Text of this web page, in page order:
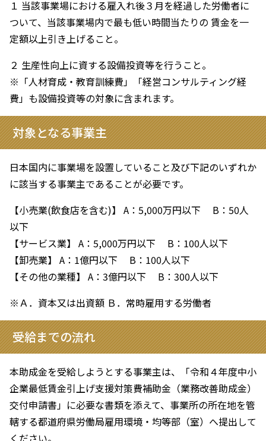
１ 当該事業場における雇入れ後３月を経過した労働者に
ついて、当該事業場内で最も低い時間当たりの 賃金を一
定額以上引き上げること。
２ 生産性向上に資する設備投資等を行うこと。
※「人材育成・教育訓練費」「経営コンサルティング経
費」も設備投資等の対象に含まれます。
対象となる事業主
日本国内に事業場を設置していること及び下記のいずれか
に該当する事業主であることが必要です。
【小売業(飲食店を含む)】 A：5,000万円以下 B：50人
以下
【サービス業】 A：5,000万円以下 B：100人以下
【卸売業】 A：1億円以下 B：100人以下
【その他の業種】 A：3億円以下 B：300人以下
※Ａ．資本又は出資額 Ｂ．常時雇用する労働者
受給までの流れ
本助成金を受給しようとする事業主は、「令和４年度中小
企業最低賃金引上げ支援対策費補助金（業務改善助成金）
交付申請書」に必要な書類を添えて、事業所の所在地を管
轄する都道府県労働局雇用環境・均等部（室）へ提出して
ください。